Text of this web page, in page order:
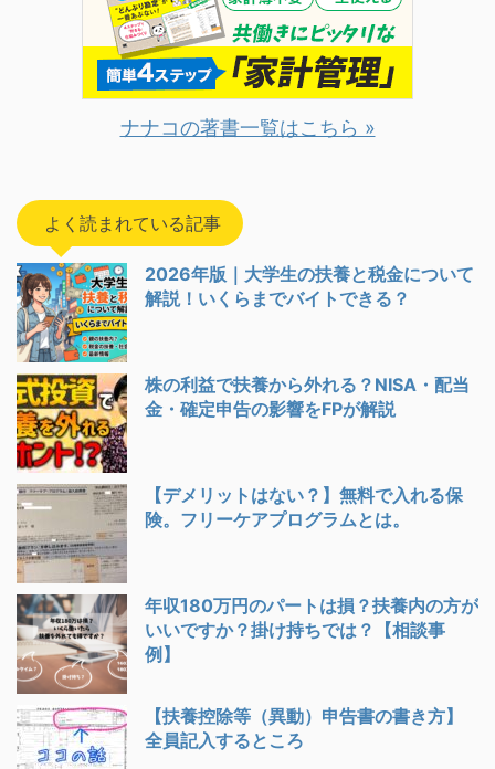
ナナコの著書一覧はこちら »
よく読まれている記事
2026年版｜大学生の扶養と税金について
解説！いくらまでバイトできる？
株の利益で扶養から外れる？NISA・配当
金・確定申告の影響をFPが解説
【デメリットはない？】無料で入れる保
険。フリーケアプログラムとは。
年収180万円のパートは損？扶養内の方が
いいですか？掛け持ちでは？【相談事
例】
【扶養控除等（異動）申告書の書き方】
全員記入するところ